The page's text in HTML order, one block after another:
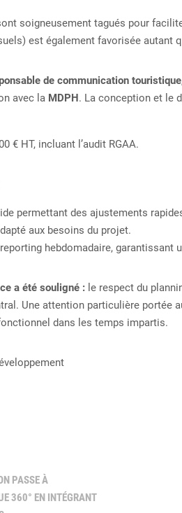
soigneusement tagués pour
est également favorisée autant
de communication touristique
avec la MDPH. La conception et le
€ HT, incluant l’audit RGAA.
permettant des ajustements
aux besoins du projet.
hebdomadaire, garantissant
a été souligné : le respect du
Une attention particulière portée
dans les temps impartis.
PASSE À
360° EN INTÉGRANT